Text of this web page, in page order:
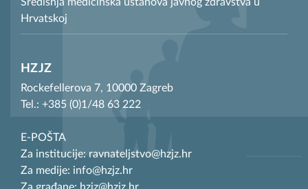
Središnja medicinska ustanova javnog zdravstva u
Hrvatskoj
HZJZ
Rockefellerova 7, 10000 Zagreb
Tel.: +385 (0)1/48 63 222
E-POŠTA
Za institucije: ravnateljstvo@hzjz.hr
Za medije: info@hzjz.hr